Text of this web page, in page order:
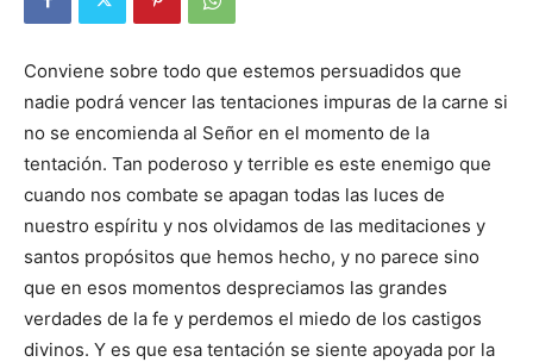
Conviene sobre todo que estemos persuadidos que
nadie podrá vencer las tentaciones impuras de la carne si
no se encomienda al Señor en el momento de la
tentación. Tan poderoso y terrible es este enemigo que
cuando nos combate se apagan todas las luces de
nuestro espíritu y nos olvidamos de las meditaciones y
santos propósitos que hemos hecho, y no parece sino
que en esos momentos despreciamos las grandes
verdades de la fe y perdemos el miedo de los castigos
divinos. Y es que esa tentación se siente apoyada por la